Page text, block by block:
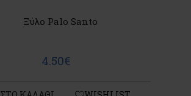
Ξύλο Palo Santo
4.50€